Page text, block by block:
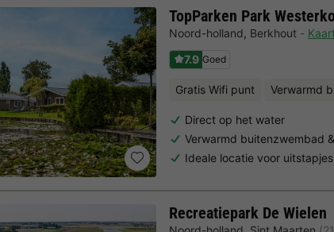
TopParken Park
Noord-holland, Berkhout
Kaart
7.9 Goed
Gratis Wifi punt Verwarmd
Direct op het water
Verwarmd buitenzwembad
Ideale locatie voor
Recreatiepark De Wielen